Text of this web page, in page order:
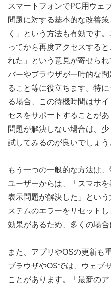
スマートフォンでPC用ウェ
問題に対する基本的な改善
く」という方法も有効です
ってから再度アクセスする
れた」という意見が寄せら
バーやブラウザが一時的な
ること等に役立ちます。特
る場合、この待機時間はサ
セスをサポートすることが
問題が解決しない場合は、
試してみるのが良いでしょう
もう一つの一般的な方法は
ユーザーからは、「スマホ
表示問題が解決した」とい
ステムのエラーをリセット
効果があるため、多くの場合
また、アプリやOSの更新も
ブラウザやOSでは、ウェブ
ことがあります。「最新の